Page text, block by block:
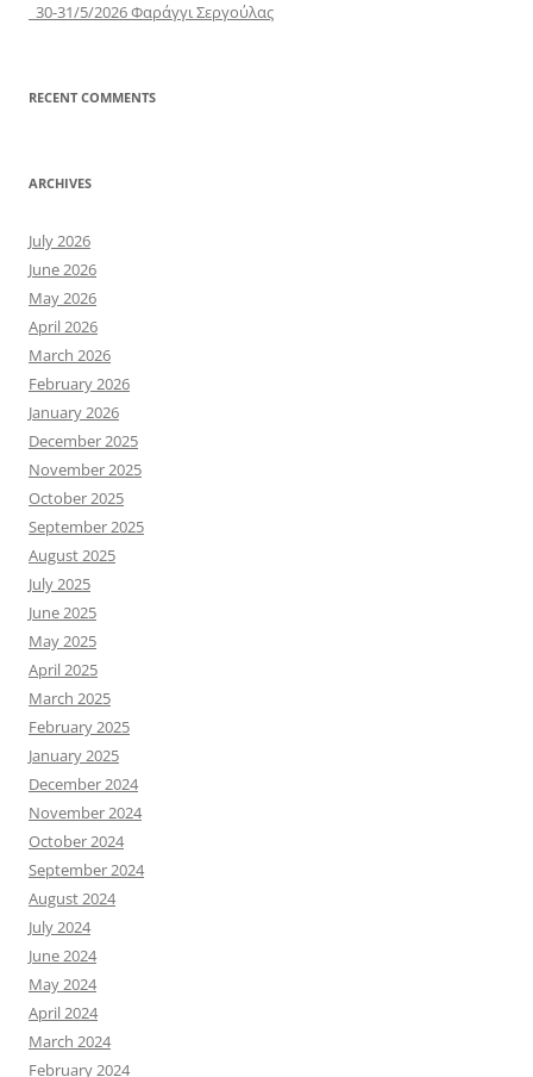
30-31/5/2026 Φαράγγι Σεργούλας
RECENT COMMENTS
ARCHIVES
July 2026
June 2026
May 2026
April 2026
March 2026
February 2026
January 2026
December 2025
November 2025
October 2025
September 2025
August 2025
July 2025
June 2025
May 2025
April 2025
March 2025
February 2025
January 2025
December 2024
November 2024
October 2024
September 2024
August 2024
July 2024
June 2024
May 2024
April 2024
March 2024
February 2024